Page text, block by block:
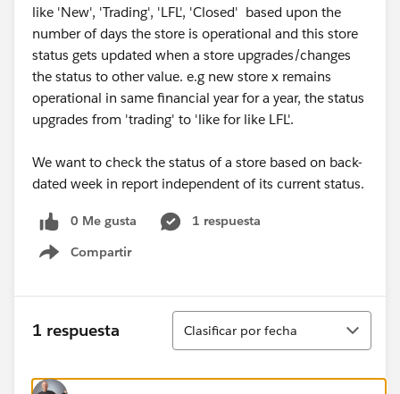
like 'New', 'Trading', 'LFL', 'Closed' based upon the
number of days the store is operational and this store
status gets updated when a store upgrades/changes
the status to other value. e.g new store x remains
operational in same financial year for a year, the status
upgrades from 'trading' to 'like for like LFL'.
We want to check the status of a store based on back-
dated week in report independent of its current status.
0 Me gusta
1 respuesta
Compartir
Show menu
1 respuesta
Ordenar
Clasificar por fecha